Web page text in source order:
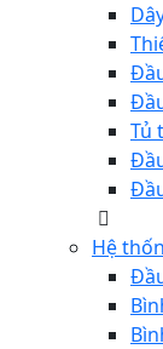
Tủ
Hệ